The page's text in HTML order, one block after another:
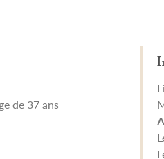
de 37 ans